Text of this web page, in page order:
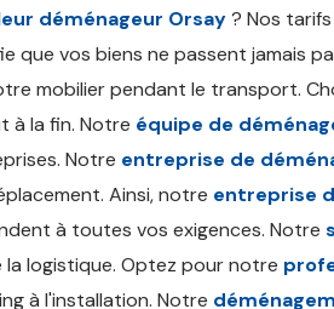
déménageur Orsay? Nos
que vos biens ne passent jamais
mobilier pendant le transport.
à la fin. Notre équipe de
Notre entreprise de
Ainsi, notre entreprise
à toutes vos exigences. Notre
la logistique. Optez pour notre
à l'installation. Notre